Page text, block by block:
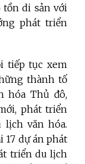
tồn di sản với
phát triển
tiếp tục xem
thành tố
hóa Thủ đô,
phát triển
lịch văn hóa.
17 dự án phát
triển du lịch